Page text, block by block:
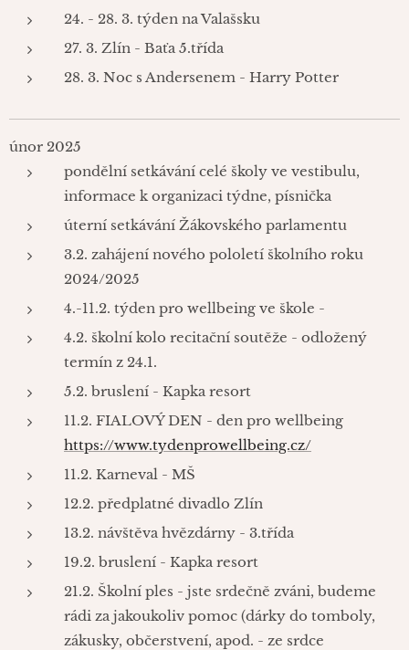
24. - 28. 3. týden na Valašsku
27. 3. Zlín - Baťa 5.třída
28. 3. Noc s Andersenem - Harry Potter
únor 2025
pondělní setkávání celé školy ve vestibulu,
informace k organizaci týdne, písnička
úterní setkávání Žákovského parlamentu
3.2. zahájení nového pololetí školního roku
2024/2025
4.-11.2. týden pro wellbeing ve škole -
4.2. školní kolo recitační soutěže - odložený
termín z 24.1.
5.2. bruslení - Kapka resort
11.2. FIALOVÝ DEN - den pro wellbeing
https://www.tydenprowellbeing.cz/
11.2. Karneval - MŠ
12.2. předplatné divadlo Zlín
13.2. návštěva hvězdárny - 3.třída
19.2. bruslení - Kapka resort
21.2. Školní ples - jste srdečně zváni, budeme
rádi za jakoukoliv pomoc (dárky do tomboly,
zákusky, občerstvení, apod. - ze srdce